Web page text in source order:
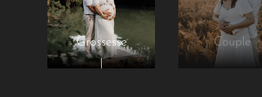
Grossesse Couple